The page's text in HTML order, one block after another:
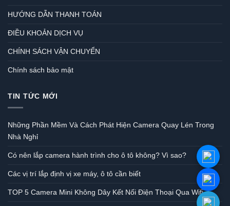
HƯỚNG DẪN THANH TOÁN
ĐIỀU KHOẢN DỊCH VỤ
CHÍNH SÁCH VẬN CHUYỂN
Chính sách bảo mật
TIN TỨC MỚI
Những Phần Mềm Và Cách Phát Hiện Camera Quay Lén Trong
Nhà Nghỉ
Có nên lắp camera hành trình cho ô tô không? Vì sao?
Các vị trí lắp định vị xe máy, ô tô cần biết
TOP 5 Camera Mini Không Dây Kết Nối Điện Thoại Qua Wifi